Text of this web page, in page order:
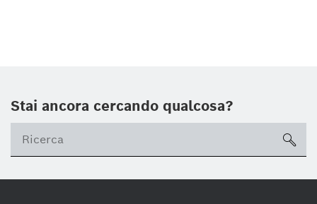
Stai ancora cercando qualcosa?